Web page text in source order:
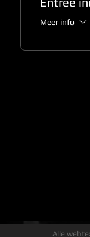
Meer info
Alle